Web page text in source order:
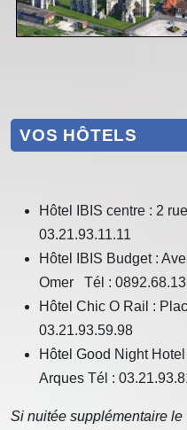
VOS HÔTELS
Hôtel IBIS centre : 2
03.21.93.11.11
Hôtel IBIS Budget :
Omer Tél :
Hôtel Chic O Rail :
03.21.93.59.98
Hôtel Good Night
Arques Tél :
Si nuitée supplémentaire